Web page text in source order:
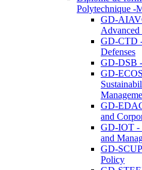
Polytechnique -
GD-
GD-CTD
Defenses
GD-DSB
GD-
GD-
and
GD-IOT -
and
GD-
Policy